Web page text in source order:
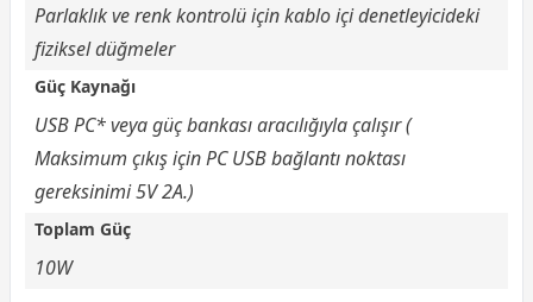
Parlaklık ve renk kontrolü için kablo içi denetleyicideki
fiziksel düğmeler
Güç Kaynağı
USB PC* veya güç bankası aracılığıyla çalışır (
Maksimum çıkış için PC USB bağlantı noktası
gereksinimi 5V 2A.)
Toplam Güç
10W